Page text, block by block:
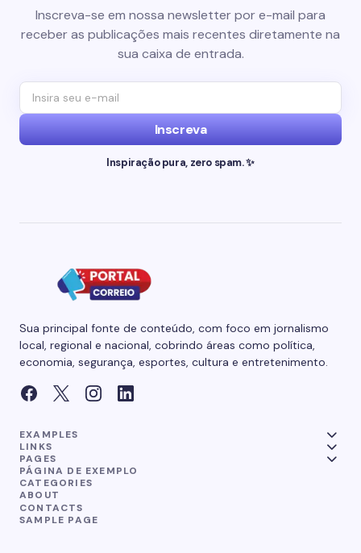
Inscreva-se em nossa newsletter por e-mail para
receber as publicações mais recentes diretamente na
sua caixa de entrada.
Inscreva
Inspiração pura, zero spam. ✨
Sua principal fonte de conteúdo, com foco em jornalismo
local, regional e nacional, cobrindo áreas como política,
economia, segurança, esportes, cultura e entretenimento.
EXAMPLES
LINKS
PAGES
PÁGINA DE EXEMPLO
CATEGORIES
ABOUT
CONTACTS
SAMPLE PAGE